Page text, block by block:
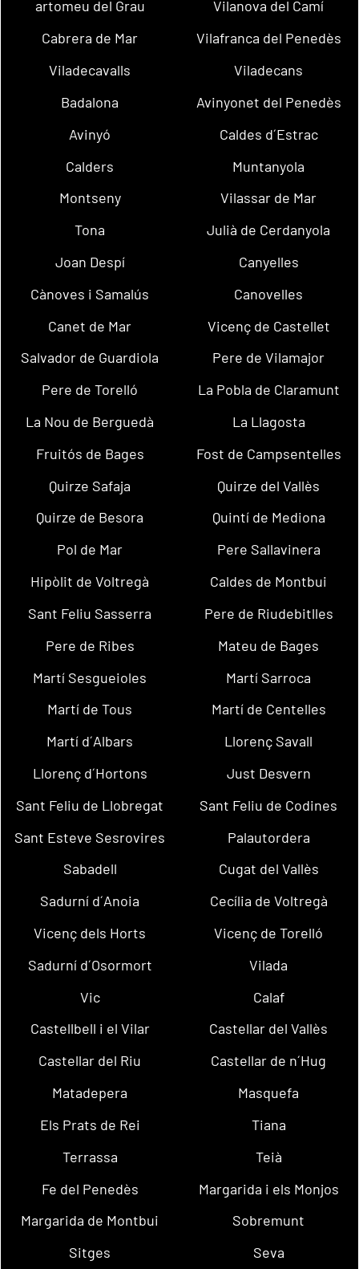
artomeu del Grau
Vilanova del Camí
Cabrera de Mar
Vilafranca del Penedès
Viladecavalls
Viladecans
Badalona
Avinyonet del Penedès
Avinyó
Caldes d´Estrac
Calders
Muntanyola
Montseny
Vilassar de Mar
Tona
Julià de Cerdanyola
Joan Despí
Canyelles
Cànoves i Samalús
Canovelles
Canet de Mar
Vicenç de Castellet
Salvador de Guardiola
Pere de Vilamajor
Pere de Torelló
La Pobla de Claramunt
La Nou de Berguedà
La Llagosta
Fruitós de Bages
Fost de Campsentelles
Quirze Safaja
Quirze del Vallès
Quirze de Besora
Quintí de Mediona
Pol de Mar
Pere Sallavinera
Hipòlit de Voltregà
Caldes de Montbui
Sant Feliu Sasserra
Pere de Riudebitlles
Pere de Ribes
Mateu de Bages
Martí Sesgueioles
Martí Sarroca
Martí de Tous
Martí de Centelles
Martí d´Albars
Llorenç Savall
Llorenç d´Hortons
Just Desvern
Sant Feliu de Llobregat
Sant Feliu de Codines
Sant Esteve Sesrovires
Palautordera
Sabadell
Cugat del Vallès
Sadurní d´Anoia
Cecília de Voltregà
Vicenç dels Horts
Vicenç de Torelló
Sadurní d´Osormort
Vilada
Vic
Calaf
Castellbell i el Vilar
Castellar del Vallès
Castellar del Riu
Castellar de n´Hug
Matadepera
Masquefa
Els Prats de Rei
Tiana
Terrassa
Teià
Fe del Penedès
Margarida i els Monjos
Margarida de Montbui
Sobremunt
Sitges
Seva